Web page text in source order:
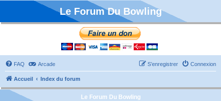
Le Forum Du Bowling
FAQ Arcade Connexion
S’enregistrer
Accueil Index du forum
Le Forum Du Bowling